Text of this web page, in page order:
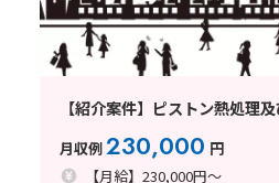
【紹介案件】ピストン熱処理
月収例230,000 円
【月給】230,000円～